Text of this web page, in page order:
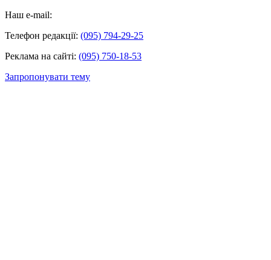
Наш e-mail:
Телефон редакції: (095) 794-29-25
Реклама на сайті: (095) 750-18-53
Запропонувати тему